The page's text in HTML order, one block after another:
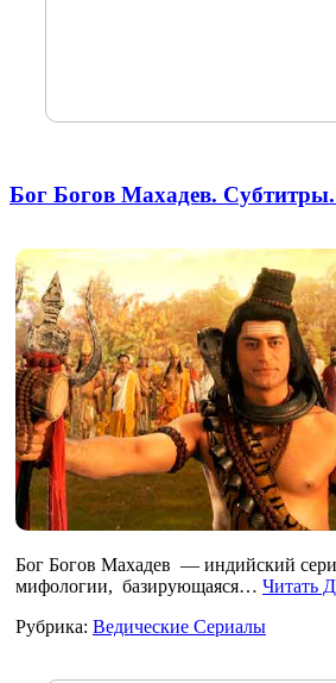
Бог Богов Махадев.
Бог Богов Махадев — индийский
мифологии, базирующаяся… Читать
Рубрика: Ведические Сериалы